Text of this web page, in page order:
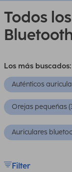
Todos
Los más buscados:
Auténticos
Orejas pequeñas
Auriculares
Filter